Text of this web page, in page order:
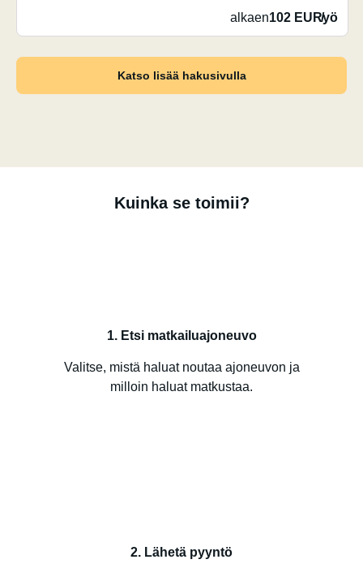
alkaen102 EUR/yö
Katso lisää hakusivulla
Kuinka se toimii?
1. Etsi matkailuajoneuvo
Valitse, mistä haluat noutaa ajoneuvon ja
milloin haluat matkustaa.
2. Lähetä pyyntö